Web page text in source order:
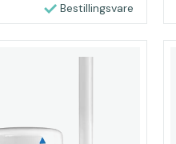
Bestillingsvare